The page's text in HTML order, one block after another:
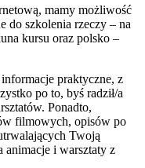
mamy możliwość
do szkolenia rzeczy – na
kursu oraz polsko –
praktyczne, z
po to, byś radził/a
Ponadto,
filmowych, opisów po
Twoją
animacje i warsztaty z